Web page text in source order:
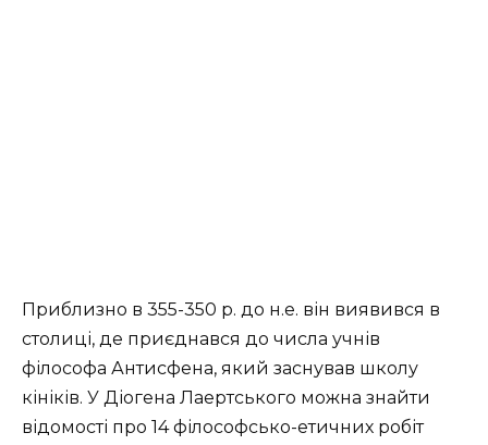
Приблизно в 355-350 р. до н.е. він виявився в
столиці, де приєднався до числа учнів
філософа Антисфена, який заснував школу
кініків. У Діогена Лаертського можна знайти
відомості про 14 філософсько-етичних робіт